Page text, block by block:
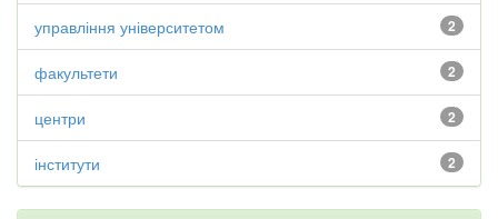
2
управління університетом
2
факультети
2
центри
2
інститути